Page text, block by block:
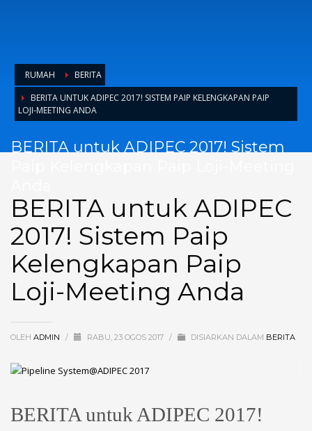
RUMAH
BERITA
BERITA UNTUK ADIPEC 2017! SISTEM PAIP KELENGKAPAN PAIP
LOJI-MEETING ANDA
BERITA untuk ADIPEC 2017! Sistem
BERITA untuk ADIPEC
2017! Sistem Paip
Kelengkapan Paip
Loji-Meeting Anda
OLEH ADMIN / RABU, 23 OGOS 2017 / DISIARKAN DALAM BERITA
BERITA untuk ADIPEC 2017!